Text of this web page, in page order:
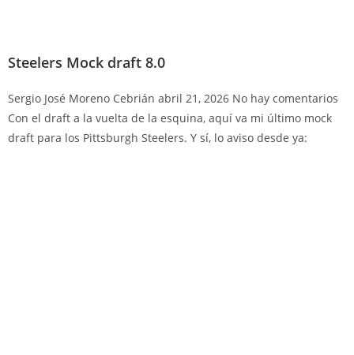
Steelers Mock draft 8.0
Sergio José Moreno Cebrián abril 21, 2026 No hay comentarios
Con el draft a la vuelta de la esquina, aquí va mi último mock
draft para los Pittsburgh Steelers. Y sí, lo aviso desde ya: